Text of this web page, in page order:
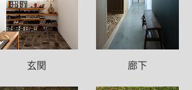
玄関 廊下